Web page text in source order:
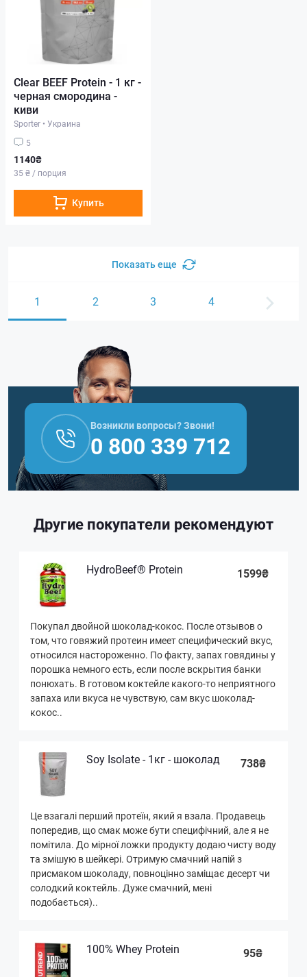
Clear BEEF Protein - 1 кг -
черная смородина -
киви
Sporter • Украина
5
1140₴
35 ₴ / порция
Купить
Показать еще
1 2 3 4
Возникли вопросы? Звони!
0 800 339 712
Другие покупатели рекомендуют
HydroBeef® Protein 1599₴
Покупал двойной шоколад-кокос. После отзывов о
том, что говяжий протеин имеет специфический вкус,
относился настороженно. По факту, запах говядины у
порошка немного есть, если после вскрытия банки
понюхать. В готовом коктейле какого-то неприятного
запаха или вкуса не чувствую, сам вкус шоколад-
кокос..
Soy Isolate - 1кг - шоколад 738₴
Це взагалі перший протеїн, який я взала. Продавець
попередив, що смак може бути специфічний, але я не
помітила. До мірної ложки продукту додаю чисту воду
та змішую в шейкері. Отримую смачний напій з
присмаком шоколаду, повноцінно заміщає десерт чи
солодкий коктейль. Дуже смачний, мені
подобається)..
100% Whey Protein 95₴